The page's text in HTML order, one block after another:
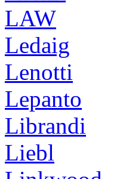
LAW
Ledaig
Lenotti
Lepanto
Librandi
Liebl